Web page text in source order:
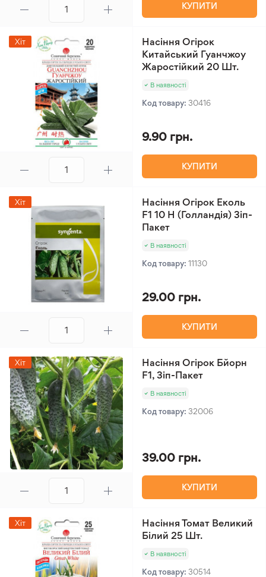
КУПИТИ
Хіт
Насіння Огірок
Китайський Гуанчжоу
Жаростійкий 20 Шт.
В наявності
Код товару: 30416
9.90 грн.
КУПИТИ
Хіт
Насіння Огірок Еколь
F1 10 Н (Голландія) Зіп-
Пакет
В наявності
Код товару: 11130
29.00 грн.
КУПИТИ
Хіт
Насіння Огірок Бйорн
F1, Зіп-Пакет
В наявності
Код товару: 32006
39.00 грн.
КУПИТИ
Хіт
Насіння Томат Великий
Білий 25 Шт.
В наявності
Код товару: 30514